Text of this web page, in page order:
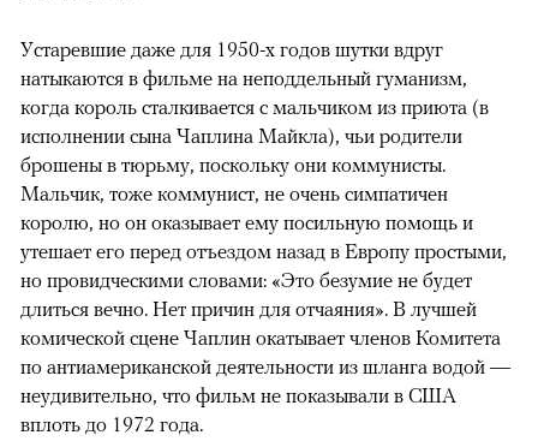
Устаревшие даже для 1950-х годов шутки вдруг
натыкаются в фильме на неподдельный гуманизм,
когда король сталкивается с мальчиком из приюта (в
исполнении сына Чаплина Майкла), чьи родители
брошены в тюрьму, поскольку они коммунисты.
Мальчик, тоже коммунист, не очень симпатичен
королю, но он оказывает ему посильную помощь и
утешает его перед отъездом назад в Европу простыми,
но провидческими словами: «Это безумие не будет
длиться вечно. Нет причин для отчаяния». В лучшей
комической сцене Чаплин окатывает членов Комитета
по антиамериканской деятельности из шланга водой —
неудивительно, что фильм не показывали в США
вплоть до 1972 года.